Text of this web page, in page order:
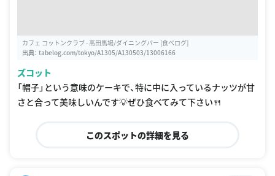
カフェ コットンクラブ - 高田馬場/ダイニングバー [食べログ]
出典： tabelog.com/tokyo/A1305/A130503/13006166
ズコット
「帽子」という意味のケーキで、特に中に入っているナッツが甘
さと合って美味しいんです💡ぜひ食べてみて下さい🍴
このスポットの詳細を見る